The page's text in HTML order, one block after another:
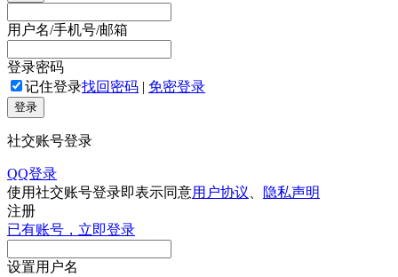
用户名/手机号/邮箱
登录密码
记住登录找回密码 | 免密登录
登录
社交账号登录
QQ登录
使用社交账号登录即表示同意用户协议
隐私声明
注册
已有账号，立即登录
设置用户名